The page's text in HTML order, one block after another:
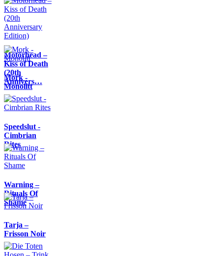
Motörhead –
Kiss of Death
(20th
Annivers…
Mork -
Monolitt
Speedslut -
Cimbrian
Rites
Warning –
Rituals Of
Shame
Tarja –
Frisson Noir